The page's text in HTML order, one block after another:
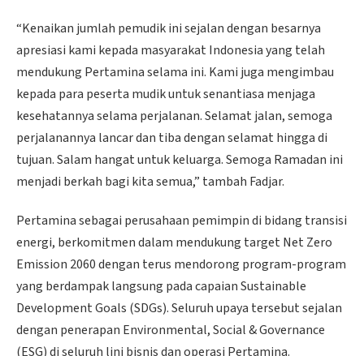
“Kenaikan jumlah pemudik ini sejalan dengan besarnya
apresiasi kami kepada masyarakat Indonesia yang telah
mendukung Pertamina selama ini. Kami juga mengimbau
kepada para peserta mudik untuk senantiasa menjaga
kesehatannya selama perjalanan. Selamat jalan, semoga
perjalanannya lancar dan tiba dengan selamat hingga di
tujuan. Salam hangat untuk keluarga. Semoga Ramadan ini
menjadi berkah bagi kita semua,” tambah Fadjar.
Pertamina sebagai perusahaan pemimpin di bidang transisi
energi, berkomitmen dalam mendukung target Net Zero
Emission 2060 dengan terus mendorong program-program
yang berdampak langsung pada capaian Sustainable
Development Goals (SDGs). Seluruh upaya tersebut sejalan
dengan penerapan Environmental, Social & Governance
(ESG) di seluruh lini bisnis dan operasi Pertamina.